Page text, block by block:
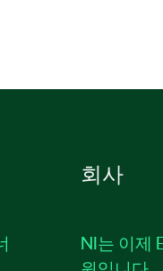
회사
NI는 이제